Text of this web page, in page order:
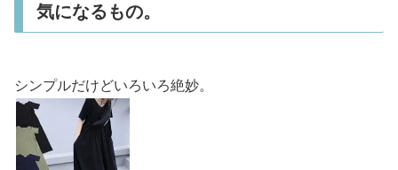
気になるもの。
シンプルだけどいろいろ絶妙。